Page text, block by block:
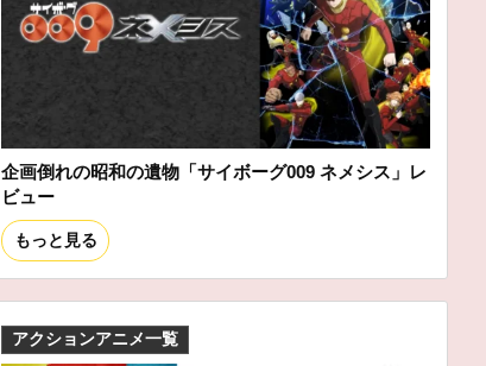
企画倒れの昭和の遺物「サイボーグ009 ネメシス」レ
ビュー
もっと見る
アクションアニメ一覧